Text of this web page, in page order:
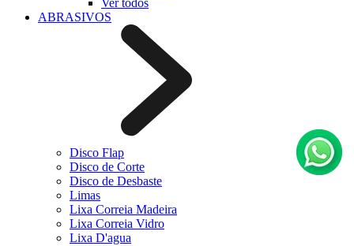
Ver todos
ABRASIVOS
Disco Flap
Disco de Corte
Disco de Desbaste
Limas
Lixa Correia Madeira
Lixa Correia Vidro
Lixa D'agua